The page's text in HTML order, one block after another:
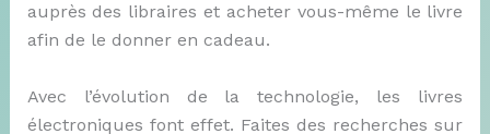
auprès des libraires et acheter vous-même le livre
afin de le donner en cadeau.
Avec l’évolution de la technologie, les livres
électroniques font effet. Faites des recherches sur